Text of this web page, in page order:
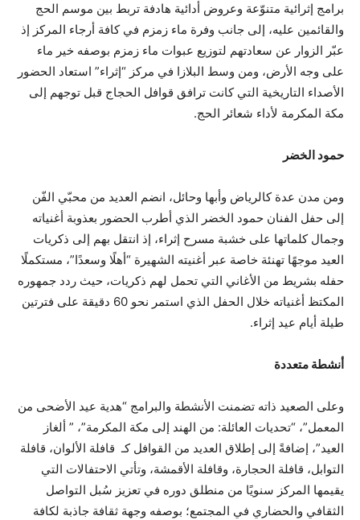
برامج إثرائية متنوّعة وعروض أدائية هادفة تربط بين موسم الحج
والقائمين عليه، إلى جانب وفرة ماء زمزم في كافة أرجاء المركز إذ
عبّر الزوار عن سعادتهم لتوزيع عبوات ماء زمزم بوصفه خير ماء
على وجه الأرض، ومن وسط البلازا في مركز “إثراء” استعاد الحضور
الأصداء التاريخية التي كانت ترافق قوافل الحجاج قبل توجهم إلى
مكة المكرمة لأداء شعائر الحج.
حمود الخضر
ومن مدن عدة كالرياض وأبها وحائل، انضم العديد من محبّي الفّن
إلى حفل الفنان حمود الخضر الذي أطرب الحضور بعذوبة أغنياته
وجمال كلماتها على خشبة مسرح إثراء، إذ انتقل بهم إلى ذكريات
العيد موجهًا تهنئة خاصة عبر أغنيته الشهيرة “أهلًا وسعدًا”، مستكملًا
حفله بشريط من الأغاني التي تحمل لهم ذكريات، حيث ردد جمهوره
المكتظ أغنياته خلال الحفل الذي استمر نحو 60 دقيقة على فترتين
طيلة أيام عيد إثراء.
أنشطة متعددة
وعلى الصعيد ذاته تضمنت الأنشطة والبرامج “هدية عيد الأضحى من
المعمل”، “تحديات العائلة: من الهند إلى مكة المكرمة”، ” ألغاز
العيد”، إضافةً إلى إطلاق العديد من القوافل كـ قافلة الألوان، قافلة
التوابل، قافلة الحجارة، وقافلة الأقمشة، وتأتي الاحتفالات التي
يقيمها المركز سنويًا من منطلق دوره في تعزيز سُبل التواصل
الثقافي والحضاري في المجتمع؛ بوصفه وجهة ثقافة جاذبة لكافة